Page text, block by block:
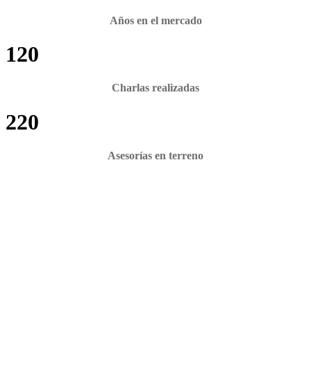
Años en el mercado
120
Charlas realizadas
220
Asesorías en terreno